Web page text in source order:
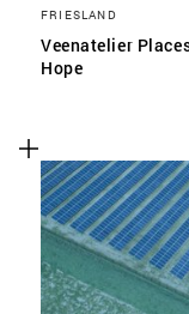
FRIESLAND
Veenatelier
Hope